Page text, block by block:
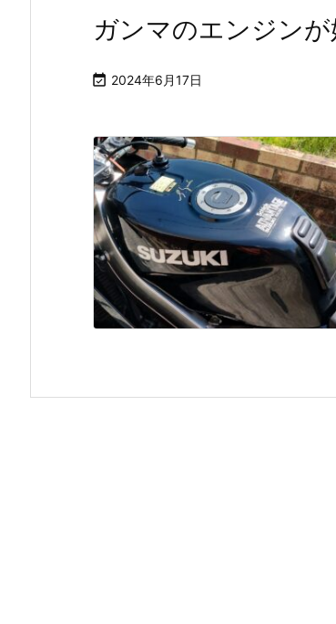
ガンマのエンジンが
 2024年6月17日